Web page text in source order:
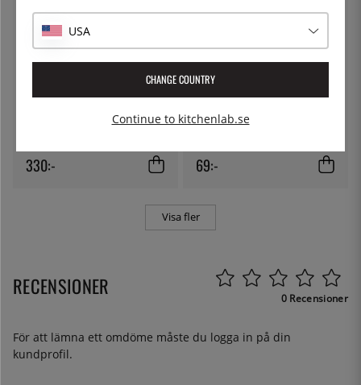
Kapselplåt 30x40cm
330:-
MARTELLATO
Degskrapa, 13cm - Martellato
69:-
Visa fler
RECENSIONER 0 Recensioner
För att lämna ett omdöme måste du logga in på din
kundprofil.
USA
CHANGE COUNTRY
Continue to kitchenlab.se